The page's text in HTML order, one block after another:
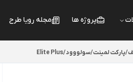
پروژه ها مجله رویا طرح
/پارکت لمینت/سولووود/
Elite Plus